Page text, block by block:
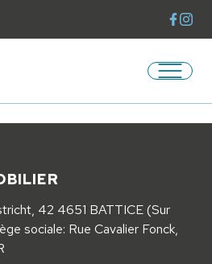
Voir la
Voir
Ouvrir/
42 4651 BATTICE (Sur
sociale: Rue Cavalier Fonck,